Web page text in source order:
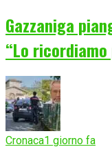
Gazzaniga
“Lo
Cronaca1 giorno fa